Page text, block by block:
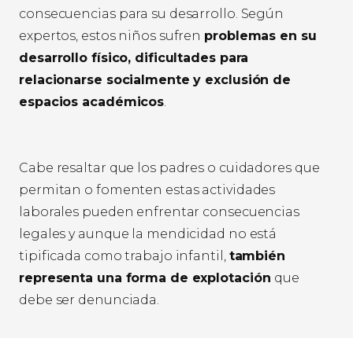
consecuencias para su desarrollo. Según
expertos, estos niños sufren problemas en su
desarrollo físico, dificultades para
relacionarse socialmente y exclusión de
espacios académicos.
Cabe resaltar que los padres o cuidadores que
permitan o fomenten estas actividades
laborales pueden enfrentar consecuencias
legales y aunque la mendicidad no está
tipificada como trabajo infantil, también
representa una forma de explotación que
debe ser denunciada.